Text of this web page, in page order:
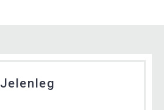
Jelenleg